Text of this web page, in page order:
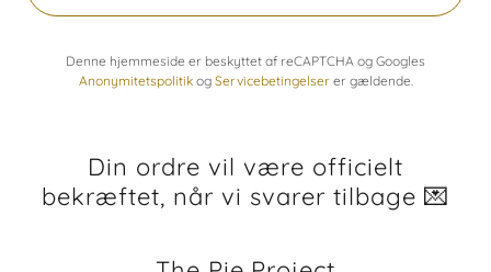
Denne hjemmeside er beskyttet af reCAPTCHA og Googles
Anonymitetspolitikog Servicebetingelserer gældende.
Din ordre vil være officielt
bekræftet, når vi svarer tilbage 💌